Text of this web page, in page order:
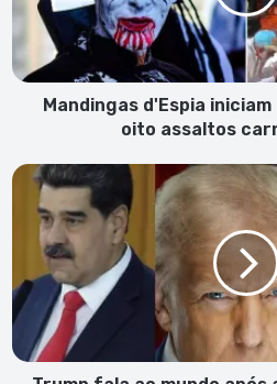
oito
assaltos
carnavalescos
Mandingas d'Espia
oito assaltos
Trump
mundo
após
ataque
à
Venezuela
e